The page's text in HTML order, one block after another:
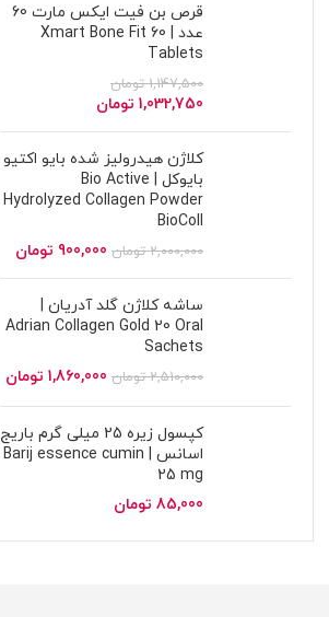
قرص بن فیت ایکس مارت 60
عدد | Xmart Bone Fit 60
Tablets
1,147,500 تومان
1,032,750 تومان
کلاژن هیدرولیز شده بایو اکتیو
بایوکل | Bio Active
Hydrolyzed Collagen Powder
BioColl
2,000,000 تومان 900,000 تومان
ساشه کلاژن گلد آدریان |
Adrian Collagen Gold 20 Oral
Sachets
2,510,000 تومان 1,860,000 تومان
کپسول زیره 25 میلی گرم باریج
اسانس | Barij essence cumin
25 mg
85,000 تومان